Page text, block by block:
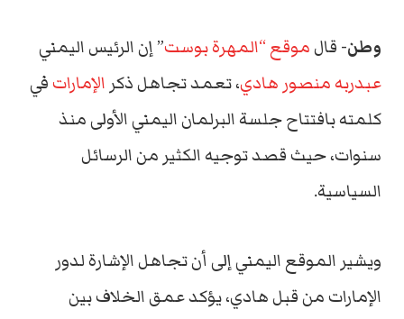
وطن- قالموقع “المهرة بوست” إن الرئيس اليمني
عبدربه منصور هادي، تعمد تجاهل ذكر الإماراتفي
كلمته بافتتاح جلسة البرلمان اليمني الأولى منذ
سنوات، حيث قصد توجيه الكثير من الرسائل
السياسية.
ويشير الموقع اليمني إلى أن تجاهل الإشارة لدور
الإمارات من قبل هادي، يؤكد عمق الخلاف بين